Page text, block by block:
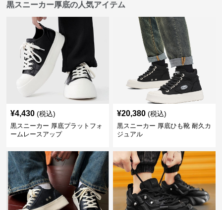
黒スニーカー厚底の人気アイテム
¥4,430 (税込)
黒スニーカー 厚底プラットフォ
ームレースアップ
¥20,380 (税込)
黒スニーカー 厚底ひも靴 耐久カ
ジュアル